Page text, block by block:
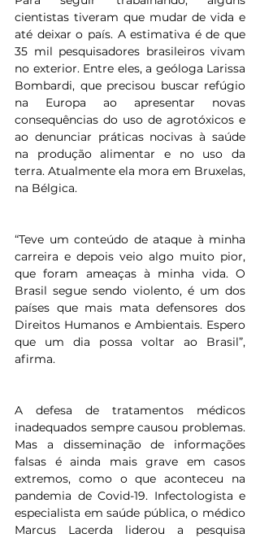
cientistas tiveram que mudar de vida e
até deixar o país. A estimativa é de que
35 mil pesquisadores brasileiros vivam
no exterior. Entre eles, a geóloga Larissa
Bombardi, que precisou buscar refúgio
na Europa ao apresentar novas
consequências do uso de agrotóxicos e
ao denunciar práticas nocivas à saúde
na produção alimentar e no uso da
terra. Atualmente ela mora em Bruxelas,
na Bélgica.
“Teve um conteúdo de ataque à minha
carreira e depois veio algo muito pior,
que foram ameaças à minha vida. O
Brasil segue sendo violento, é um dos
países que mais mata defensores dos
Direitos Humanos e Ambientais. Espero
que um dia possa voltar ao Brasil”,
afirma.
A defesa de tratamentos médicos
inadequados sempre causou problemas.
Mas a disseminação de informações
falsas é ainda mais grave em casos
extremos, como o que aconteceu na
pandemia de Covid-19. Infectologista e
especialista em saúde pública, o médico
Marcus Lacerda liderou a pesquisa